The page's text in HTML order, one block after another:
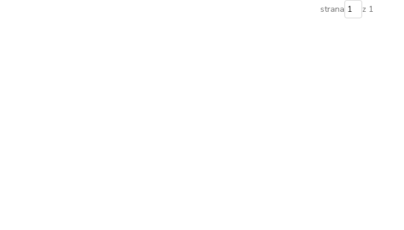
strana z 1